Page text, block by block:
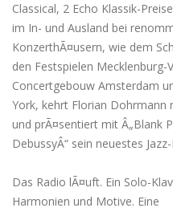
Classical, 2 Echo Klassik-
im In- und Ausland bei
KonzerthÃ¤usern, wie dem
den Festspielen
Concertgebouw Amsterdam
York, kehrt Florian Dohrmann
und prÃ¤sentiert mit Â„Blank
DebussyÂ“ sein neuestes
Das Radio lÃ¤uft. Ein Solo-
Harmonien und Motive. Eine